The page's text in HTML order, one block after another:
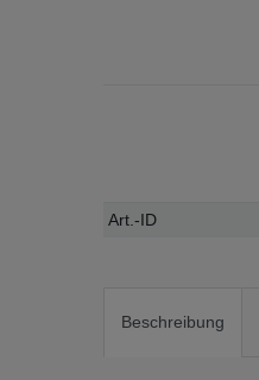
Technisches
Wert
Art.-ID
Beschreibung